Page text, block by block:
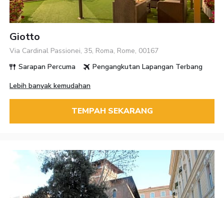
Giotto
Via Cardinal Passionei, 35, Roma, Rome, 00167
Sarapan Percuma
Pengangkutan Lapangan Terbang
Lebih banyak kemudahan
TEMPAH SEKARANG